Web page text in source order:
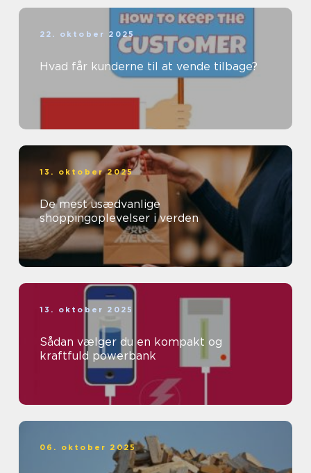
22. oktober 2025
Hvad får kunderne til at vende tilbage?
13. oktober 2025
De mest usædvanlige
shoppingoplevelser i verden
13. oktober 2025
Sådan vælger du en kompakt og
kraftfuld powerbank
06. oktober 2025